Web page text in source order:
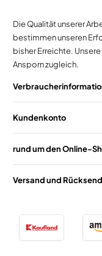
Die Qualität unserer
bestimmen unseren
bisher Erreichte.
Ansporn zugleich.
Kundenkonto
rund um den Online-
Versand und